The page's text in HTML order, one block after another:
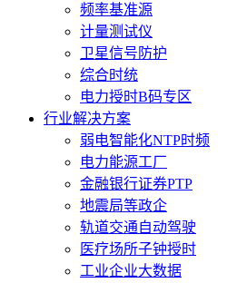
频率基准源
计量测试仪
卫星信号防护
综合时统
电力授时B码专区
行业解决方案
弱电智能化NTP时频
电力能源工厂
金融银行证券PTP
地震局等政企
轨道交通自动驾驶
医疗场所子钟授时
工业企业大数据